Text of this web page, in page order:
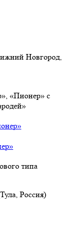
Новгород,
«Пионер» с
типа
Россия)